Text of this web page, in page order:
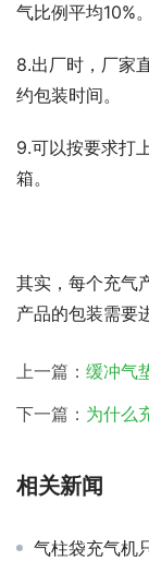
气比例平均10%。
8.出厂时，厂家
约包装时间。
9.可以按要求打
箱。
其实，每个充气
产品的包装需要
上一篇： 缓冲气
下一篇： 为什么
相关新闻
气柱袋充气机